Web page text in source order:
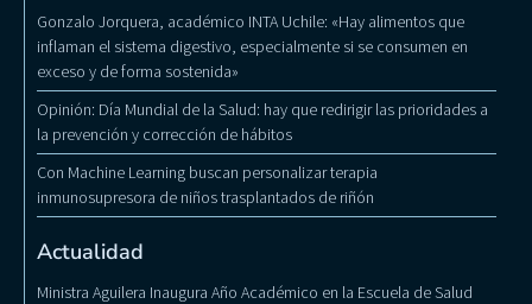
Gonzalo Jorquera, académico INTA Uchile: «Hay alimentos que
inflaman el sistema digestivo, especialmente si se consumen en
exceso y de forma sostenida»
Opinión: Día Mundial de la Salud: hay que redirigir las prioridades a
la prevención y corrección de hábitos
Con Machine Learning buscan personalizar terapia
inmunosupresora de niños trasplantados de riñón
Actualidad
Ministra Aguilera Inaugura Año Académico en la Escuela de Salud